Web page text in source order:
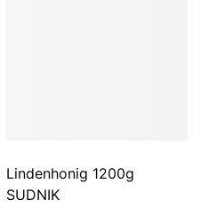
Lindenhonig 1200g
SUDNIK